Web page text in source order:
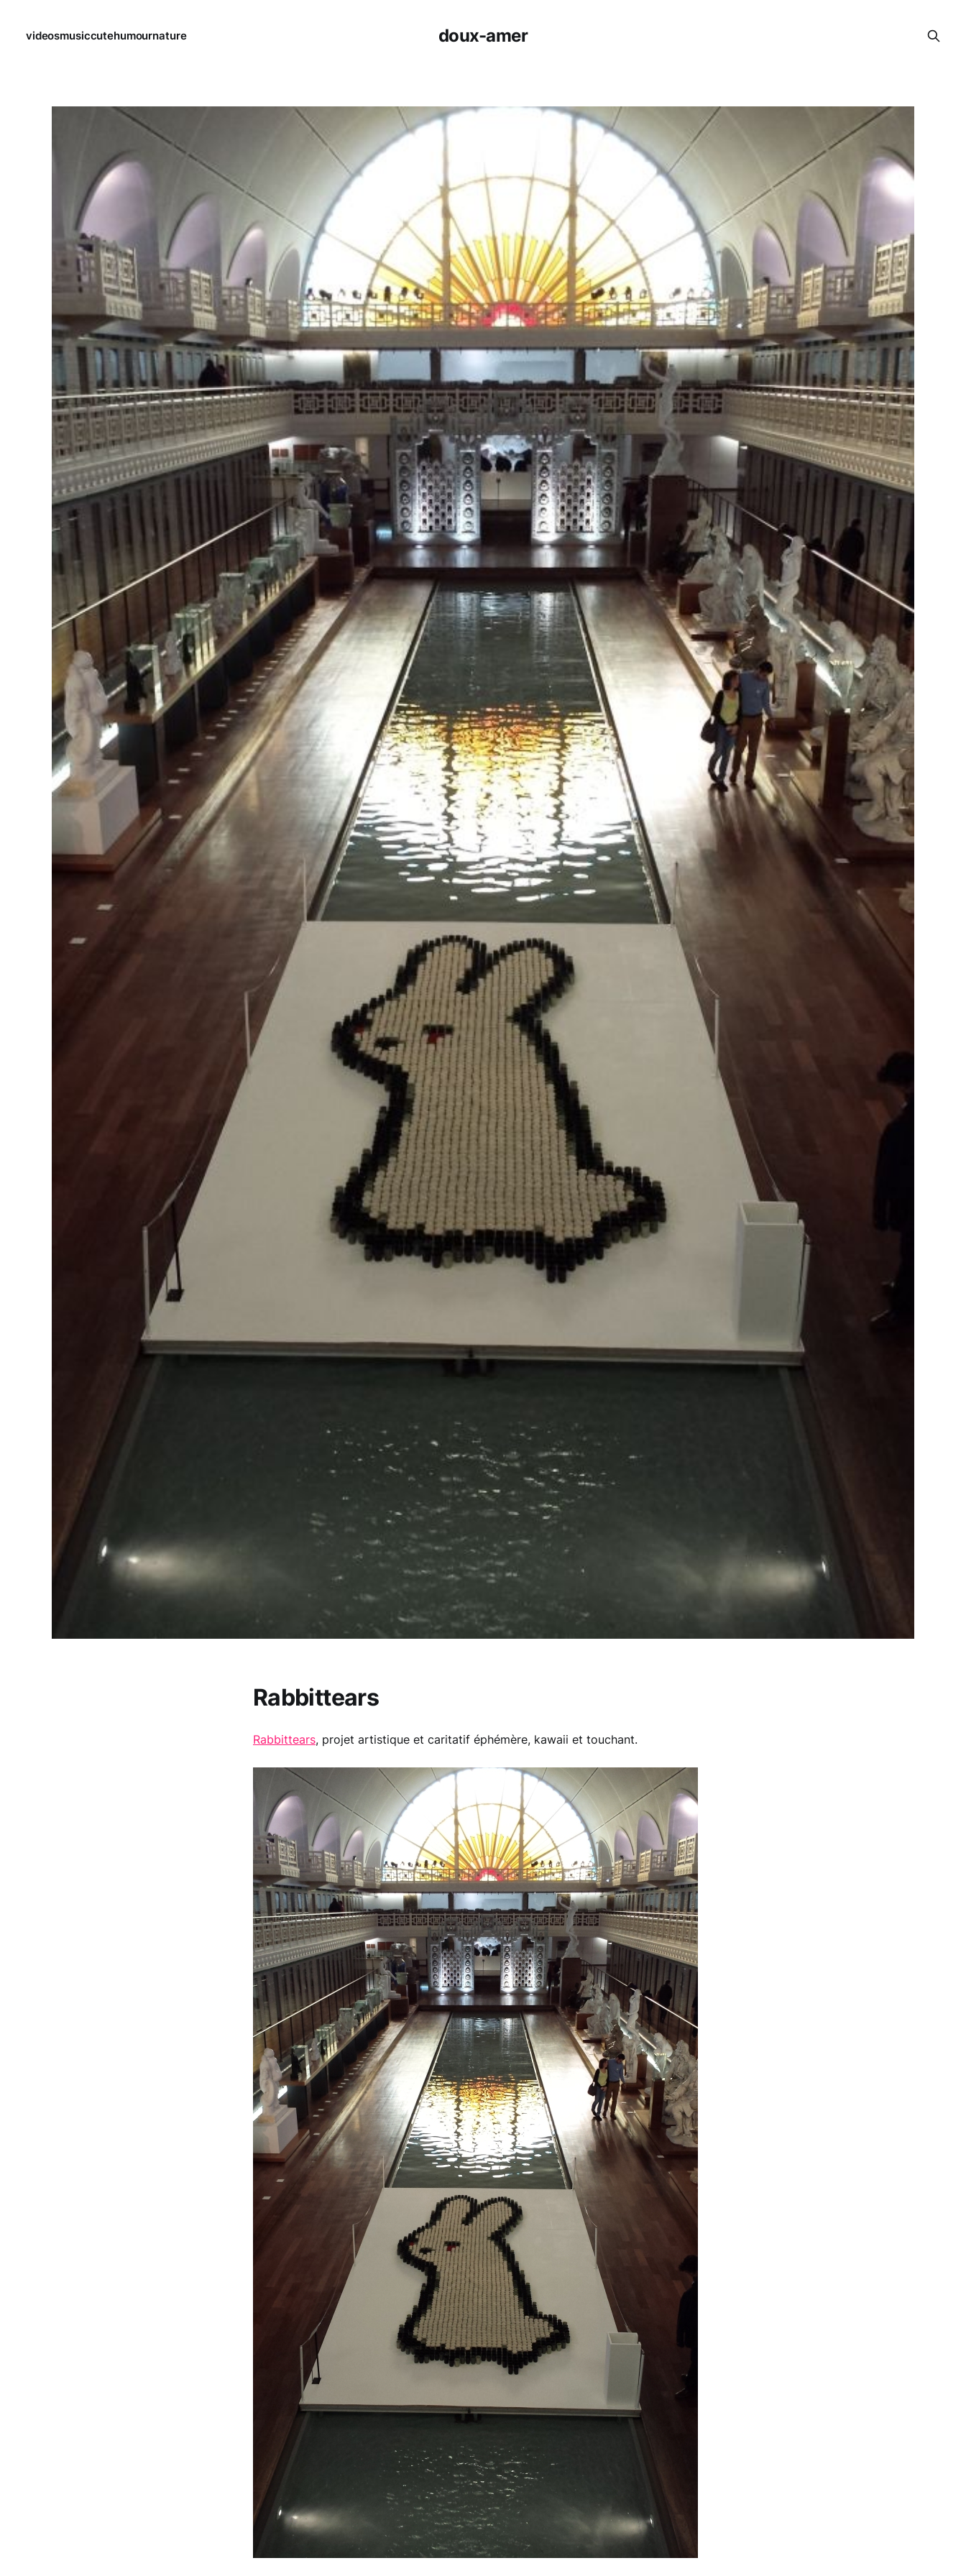
doux-amer
videosmusiccutehumournature
Rabbittears
Rabbittears, projet artistique et caritatif éphémère, kawaii et touchant.